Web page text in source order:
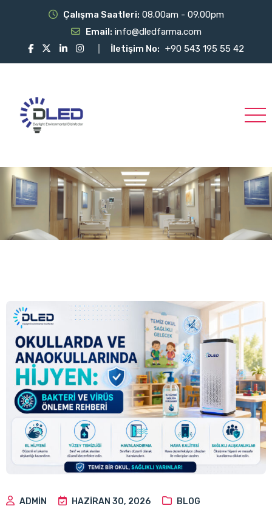
Çalışma Saatleri: 08.00am - 09.00pm
Email: info@dledfarma.com
İletişim No: +90 543 195 55 42
ADMIN HAZIRAN 30, 2026 BLOG